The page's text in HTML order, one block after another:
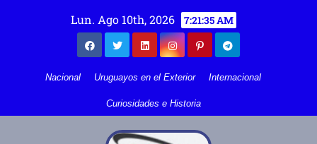
Lun. Ago 10th, 2026 7:21:36 AM
Nacional Uruguayos en el Exterior Internacional
Curiosidades e Historia